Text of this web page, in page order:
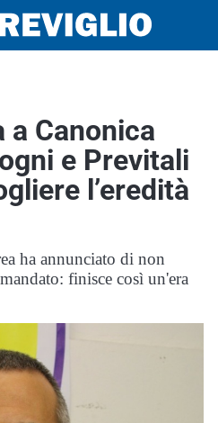
a Canonica
e Previtali
l’eredità
ha annunciato di non
finisce così un'era